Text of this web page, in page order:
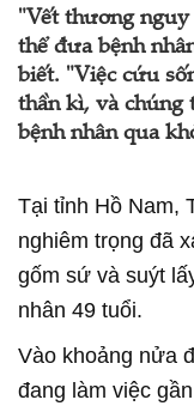
"Vết thương
thể đưa bệnh
biết. "Việc cứu
thần kì, và chúng
bệnh nhân qua
Tại tỉnh Hồ Nam,
nghiêm trọng đã
gốm sứ và suýt
nhân 49 tuổi.
Vào khoảng nửa
đang làm việc